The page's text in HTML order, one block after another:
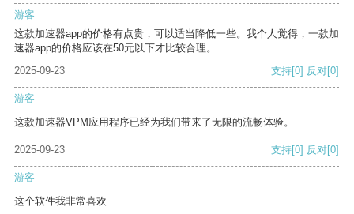
游客
这款加速器app的价格有点贵，可以适当降低一些。我个人觉得，一款加
速器app的价格应该在50元以下才比较合理。
2025-09-23
支持[0] 反对[0]
游客
这款加速器VPM应用程序已经为我们带来了无限的流畅体验。
2025-09-23 支持[0] 反对[0]
游客
这个软件我非常喜欢